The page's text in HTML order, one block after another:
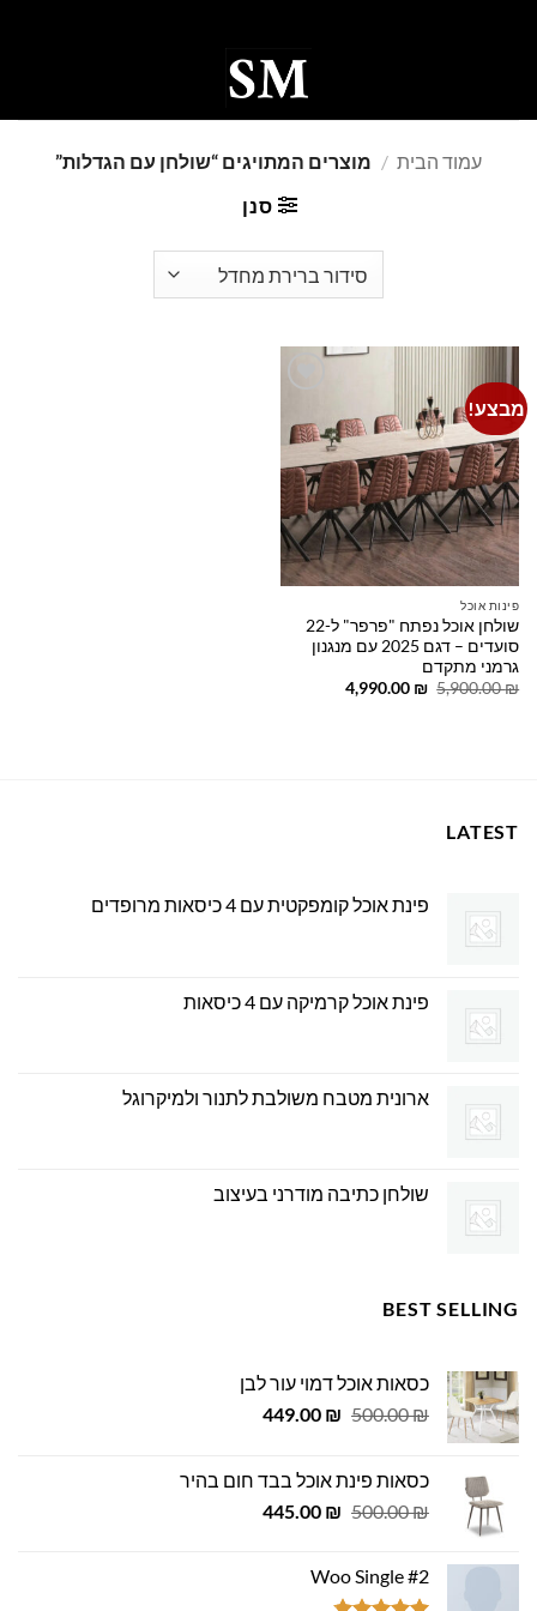
עמוד הבית / מוצרים המתויגים “שולחן עם הגדלות”
סנן
מבצע!
wishlist
פינות אוכל
שולחן אוכל נפתח "פרפר" ל-22
סועדים – דגם 2025 עם מנגנון
גרמני מתקדם
5,900.00₪
המחיר
4,990.00 ₪
המחיר
LATEST
פינת אוכל קומפקטית עם 4 כיסאות מרופדים
פינת אוכל קרמיקה עם 4 כיסאות
ארונית מטבח משולבת לתנור ולמיקרוגל
שולחן כתיבה מודרני בעיצוב
BEST SELLING
כסאות אוכל דמוי עור לבן
500.00₪
המחיר
500.00 ₪.
449.00 ₪
המחיר
449.00 ₪.
כסאות פינת אוכל בבד חום בהיר
500.00₪
המחיר
500.00 ₪.
445.00 ₪
המחיר
Woo Single #2